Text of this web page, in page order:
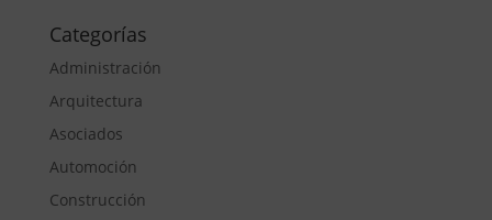
Categorías
Administración
Arquitectura
Asociados
Automoción
Construcción